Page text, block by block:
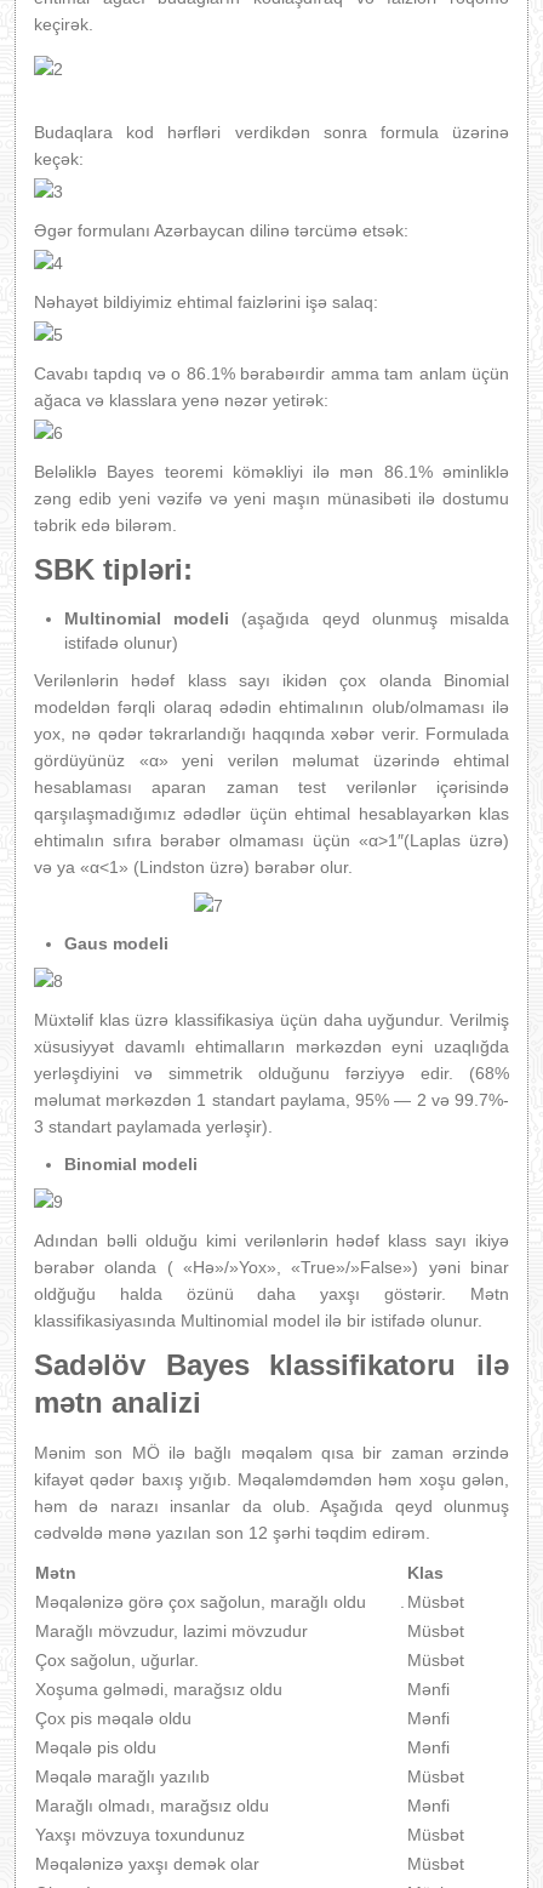
keçirək.
Budaqlara kod hərfləri verdikdən sonra formula üzərinə
keçək:
Əgər formulanı Azərbaycan dilinə tərcümə etsək:
Nəhayət bildiyimiz ehtimal faizlərini işə salaq:
Cavabı tapdıq və o 86.1% bərabəırdir amma tam anlam üçün
ağaca və klasslara yenə nəzər yetirək:
Beləliklə Bayes teoremi köməkliyi ilə mən 86.1% əminliklə
zəng edib yeni vəzifə və yeni maşın münasibəti ilə dostumu
təbrik edə bilərəm.
SBK tipləri:
Multinomial modeli (aşağıda qeyd olunmuş misalda
istifadə olunur)
Verilənlərin hədəf klass sayı ikidən çox olanda Binomial
modeldən fərqli olaraq ədədin ehtimalının olub/olmaması ilə
yox, nə qədər təkrarlandığı haqqında xəbər verir. Formulada
gördüyünüz «α» yeni verilən məlumat üzərində ehtimal
hesablaması aparan zaman test verilənlər içərisində
qarşılaşmadığımız ədədlər üçün ehtimal hesablayarkən klas
ehtimalın sıfıra bərabər olmaması üçün «α>1″(Laplas üzrə)
və ya «α<1» (Lindston üzrə) bərabər olur.
Gaus modeli
Müxtəlif klas üzrə klassifikasiya üçün daha uyğundur. Verilmiş
xüsusiyyət davamlı ehtimalların mərkəzdən eyni uzaqlığda
yerləşdiyini və simmetrik olduğunu fərziyyə edir. (68%
məlumat mərkəzdən 1 standart paylama, 95% — 2 və 99.7%-
3 standart paylamada yerləşir).
Binomial modeli
Adından bəlli olduğu kimi verilənlərin hədəf klass sayı ikiyə
bərabər olanda ( «Hə»/»Yox», «True»/»False») yəni binar
oldğuğu halda özünü daha yaxşı göstərir. Mətn
klassifikasiyasında Multinomial model ilə bir istifadə olunur.
Sadəlöv Bayes klassifikatoru ilə
mətn analizi
Mənim son MÖ ilə bağlı məqaləm qısa bir zaman ərzində
kifayət qədər baxış yığıb. Məqaləmdəmdən həm xoşu gələn,
həm də narazı insanlar da olub. Aşağıda qeyd olunmuş
cədvəldə mənə yazılan son 12 şərhi təqdim edirəm.
Mətn
Klas
Məqalənizə görə çox sağolun, marağlı oldu .
Müsbət
Marağlı mövzudur, lazimi mövzudur
Müsbət
Çox sağolun, uğurlar.
Müsbət
Xoşuma gəlmədi, marağsız oldu
Mənfi
Çox pis məqalə oldu
Mənfi
Məqalə pis oldu
Mənfi
Məqalə marağlı yazılıb
Müsbət
Marağlı olmadı, marağsız oldu
Mənfi
Yaxşı mövzuya toxundunuz
Müsbət
Məqalənizə yaxşı demək olar
Müsbət